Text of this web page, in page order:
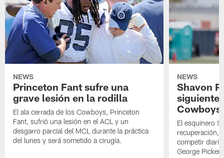
NEWS
Princeton Fant sufre una
grave lesión en la rodilla
El ala cerrada de los Cowboys, Princeton
Fant, sufrió una lesión en el ACL y un
desgarro parcial del MCL durante la práctica
del lunes y será sometido a cirugía.
NEWS
Shavon
siguiente
Cowboys
El esquinero
recuperación,
competir
George